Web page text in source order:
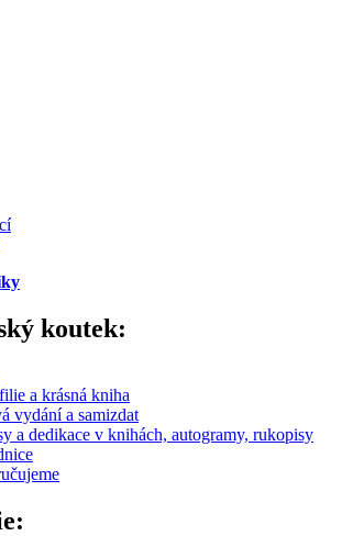
koutek:
a krásná kniha
vydání a samizdat
a dedikace v knihách, autogramy, rukopisy